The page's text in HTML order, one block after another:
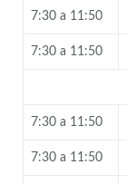
7:30 a 11:50
7:30 a 11:50
7:30 a 11:50
7:30 a 11:50